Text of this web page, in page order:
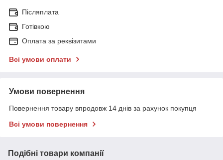
Післяплата
Готівкою
Оплата за реквізитами
Всі умови оплати
Умови повернення
Повернення товару впродовж 14 днів за рахунок покупця
Всі умови повернення
Подібні товари компанії